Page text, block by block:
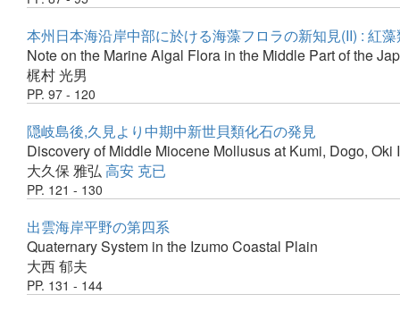
本州日本海沿岸中部に於ける海藻フロラの新知見(II) : 紅
Note on the Marine Algal Flora in the Middle Part of the
梶村 光男
PP. 97 - 120
隠岐島後,久見より中期中新世貝類化石の発見
Discovery of Middle Miocene Mollusus at Kumi, Dogo, Oki
大久保 雅弘 高安 克已
PP. 121 - 130
出雲海岸平野の第四系
Quaternary System in the Izumo Coastal Plain
大西 郁夫
PP. 131 - 144